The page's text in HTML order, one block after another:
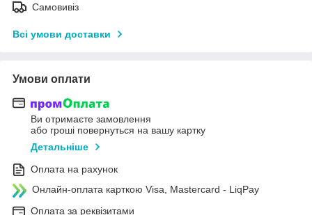
Самовивіз
Всі умови доставки
Умови оплати
Ви отримаєте замовлення
або гроші повернуться на вашу картку
Детальніше
Оплата на рахунок
Онлайн-оплата карткою Visa, Mastercard - LiqPay
Оплата за реквізитами